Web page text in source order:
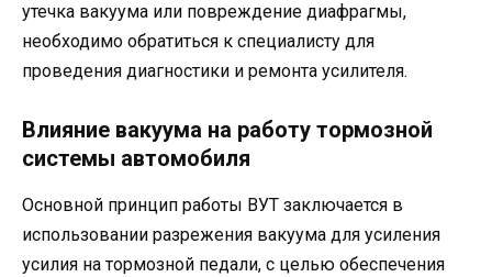
утечка вакуума или повреждение диафрагмы,
необходимо обратиться к специалисту для
проведения диагностики и ремонта усилителя.
Влияние вакуума на работу тормозной
системы автомобиля
Основной принцип работы ВУТ заключается в
использовании разрежения вакуума для усиления
усилия на тормозной педали, с целью обеспечения